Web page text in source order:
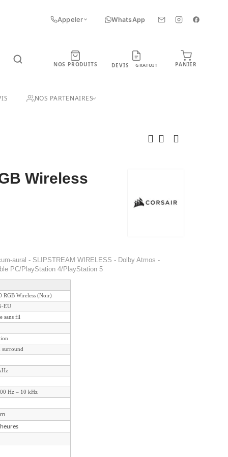
Appeler WhatsApp
NOS PRODUITS DEVIS GRATUIT PANIER
NOS PARTENAIRES
Wireless
aural - SLIPSTREAM WIRELESS - Dolby Atmos -
PC/PlayStation 4/PlayStation 5
RGB Wireless (Noir)
EU
sans fil
surround
Hz – 10 kHz